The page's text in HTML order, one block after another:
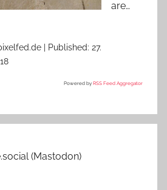
are…
Published: 27.
Powered by RSS Feed Aggregator
(Mastodon)